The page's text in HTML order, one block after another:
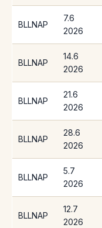
BLLNAP
7.6
2026
BLLNAP
14.6
2026
BLLNAP
21.6
2026
BLLNAP
28.6
2026
BLLNAP
5.7
2026
BLLNAP
12.7
2026